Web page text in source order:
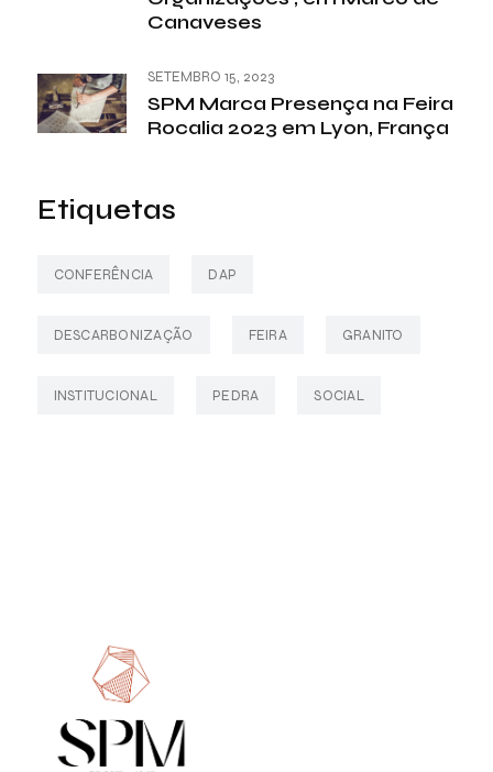
Canaveses
SETEMBRO 15, 2023
SPM Marca Presença na Feira
Rocalia 2023 em Lyon, França
Etiquetas
CONFERÊNCIA DAP
DESCARBONIZAÇÃO FEIRA GRANITO
INSTITUCIONAL PEDRA SOCIAL